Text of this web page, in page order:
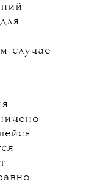
случае
—
—